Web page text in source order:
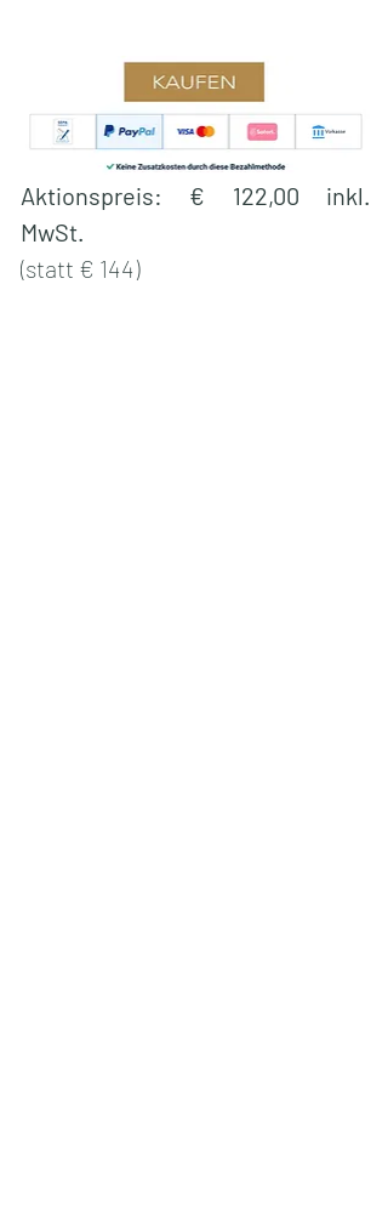
Aktionspreis: € 122,00 inkl.
MwSt.
(statt € 144)